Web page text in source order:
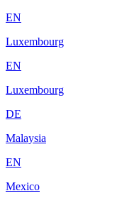
EN
Luxembourg
EN
Luxembourg
DE
Malaysia
EN
Mexico